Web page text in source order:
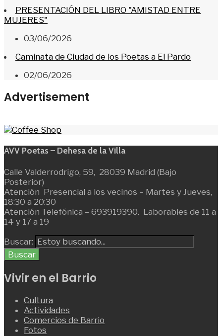
PRESENTACIÓN DEL LIBRO "AMISTAD ENTRE
MUJERES"
03/06/2026
Caminata de Ciudad de los Poetas a El Pardo
02/06/2026
Advertisement
AVV Poetas – Dehesa de la Villa
Calle Valderrodrigo, 59, 28039 Madrid (Bajo
Posterior)
Atención Presencial a los vecinos – Martes y Jueves,
18:30 a 20:30
Atención Telefónica – 693919390. Laborables de 11 a
14 y 17 a 19
Buscar:
Buscar
Vivir en el Barrio
Cultura
Actividades
Comercios de Barrio
Fotos